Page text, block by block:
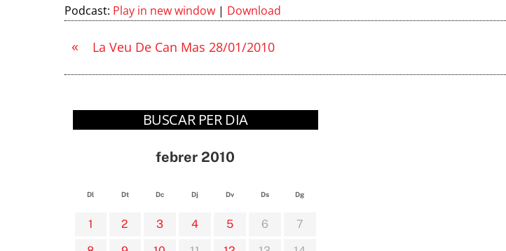
Podcast: Play in new window | Download
« La Veu De Can Mas 28/01/2010
BUSCAR PER DIA
febrer 2010
Dl Dt Dc Dj Dv Ds Dg
1 2 3 4 5 6
7